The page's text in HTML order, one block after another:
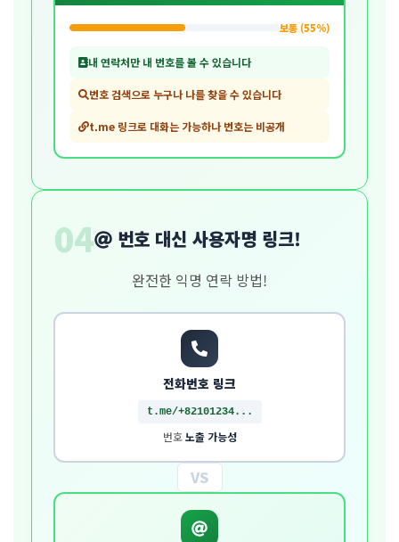
보통 (55%)
내 연락처만 내 번호를 볼 수 있습니다
번호 검색으로 누구나 나를 찾을 수 있습니다
t.me 링크로 대화는 가능하나 번호는 비공개
04 번호 대신 사용자명 링크!
완전한 익명 연락 방법!
전화번호 링크
t.me/+82101234...
번호노출 가능성
VS